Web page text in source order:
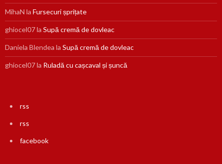
MihaN la Fursecuri șprițate
ghiocel07la Supă cremă de dovleac
Daniela Blendea la Supă cremă de dovleac
ghiocel07la Ruladă cu cașcaval și șuncă
rss
rss
facebook